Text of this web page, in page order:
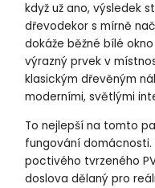
když už ano, výsledek
dřevodekor s mírně
dokáže běžné bílé
výrazný prvek v
klasickým dřevěným
moderními, světlými
To nejlepší na tomto
fungování domácnosti.
poctivého tvrzeného
doslova dělaný pro